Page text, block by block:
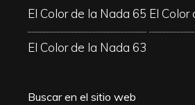
El Color de la Nada 65 El Color
El Color de la Nada 63
Buscar en el sitio web